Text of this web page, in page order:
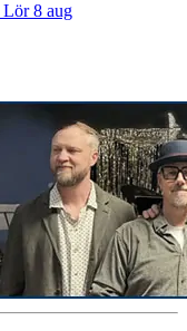
Lör 8 aug